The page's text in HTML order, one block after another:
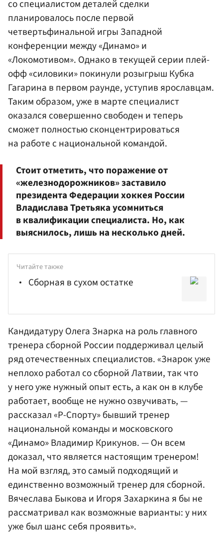
со специалистом деталей сделки
планировалось после первой
четвертьфинальной игры Западной
конференции между «Динамо» и
«Локомотивом». Однако в текущей серии плей-
офф «силовики» покинули розыгрыш Кубка
Гагарина в первом раунде, уступив ярославцам.
Таким образом, уже в марте специалист
оказался совершенно свободен и теперь
сможет полностью сконцентрироваться
на работе с национальной командой.
Стоит отметить, что поражение от
«железнодорожников» заставило
президента Федерации хоккея России
Владислава Третьяка усомниться
в квалификации специалиста. Но, как
выяснилось, лишь на несколько дней.
Читайте также
Сборная в сухом остатке
Кандидатуру Олега Знарка на роль главного
тренера сборной России поддерживал целый
ряд отечественных специалистов. «Знарок уже
неплохо работал со сборной Латвии, так что
у него уже нужный опыт есть, а как он в клубе
работает, вообще не нужно озвучивать, —
рассказал «Р-Спорту» бывший тренер
национальной команды и московского
«Динамо»Владимир Крикунов. — Он всем
доказал, что является настоящим тренером!
На мой взгляд, это самый подходящий и
единственно возможный тренер для сборной.
Вячеслава Быкова и Игоря Захаркина я бы не
рассматривал как возможные варианты: у них
уже был шанс себя проявить».